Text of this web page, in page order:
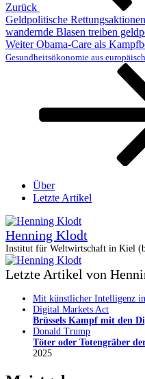
Zurück
Geldpolitische
wandernde Blasen treiben
Nächster
Beitrag
Weiter Obama-Care als
Gesundheitsökonomie aus
Über
Letzte Artikel
Henning Klodt
Institut für Weltwirtschaft in Kiel
Letzte Artikel von
Mit künstlicher Intelligenz
Digital Markets Act
Brüssels Kampf mit den
Donald Trump
Töter oder Totengräber
2025